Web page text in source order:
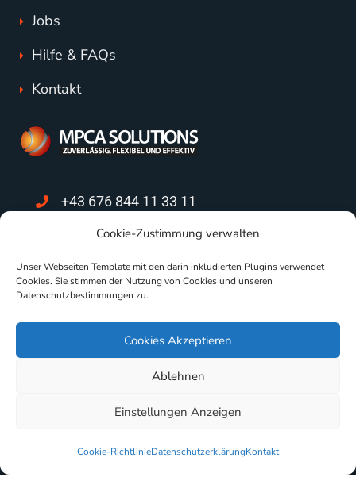
Cookie-Zustimmung verwalten
Unser Webseiten Template mit den darin inkludierten Plugins verwendet
Cookies. Sie stimmen der Nutzung von Cookies und unseren
Datenschutzbestimmungen zu.
Cookies Akzeptieren
Ablehnen
Einstellungen Anzeigen
Cookie-RichtlinieDatenschutzerklärungKontakt
Jobs
Hilfe & FAQs
Kontakt
+43 676 844 11 33 11
support@mpca.at
Nikolaus Pacassi-Gasse 6/11
2700 Wiener Neustadt
2000 Stockerau
Copyright © 2025 All Rights Reserved